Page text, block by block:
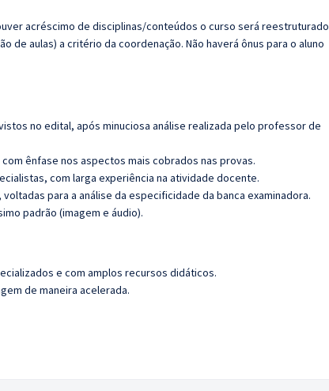
acréscimo de disciplinas/conteúdos o curso será reestruturado
de aulas) a critério da coordenação. Não haverá ônus para o aluno
no edital, após minuciosa análise realizada pelo professor de
ênfase nos aspectos mais cobrados nas provas.
com larga experiência na atividade docente.
para a análise da especificidade da banca examinadora.
padrão (imagem e áudio).
e com amplos recursos didáticos.
de maneira acelerada.